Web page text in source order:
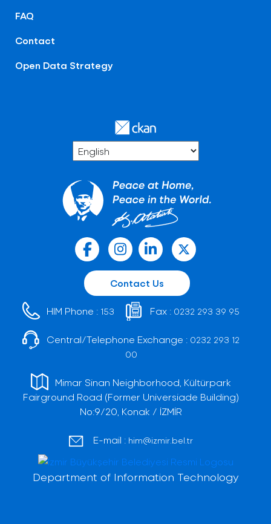
FAQ
Contact
Open Data Strategy
Contact Us
HIM Phone : 153 Fax : 0232 293 39 95
Central/Telephone Exchange : 0232 293 12
00
Mimar Sinan Neighborhood, Kültürpark
Fairground Road (Former Universiade Building)
No:9/20, Konak / İZMİR
E-mail : him@izmir.bel.tr
Department of Information Technology